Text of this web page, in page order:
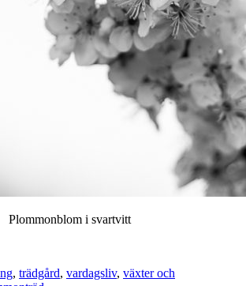
Plommonblom i svartvitt
, trädgård, vardagsliv, växter och